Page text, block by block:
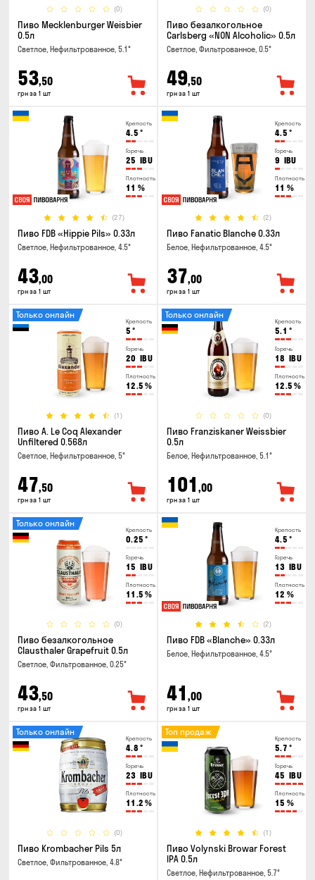
(0)
Пиво Mecklenburger Weisbier
0.5л
Светлое, Нефильтрованное, 5.1°
53,50
грн за 1 шт
(0)
Пиво безалкогольное
Carlsberg «NON Alcoholic» 0.5л
Светлое, Фильтрованное, 0.5°
49,50
грн за 1 шт
Крепость
4.5 °
Горечь
25 IBU
Плотность
11 %
(27)
Пиво FDB «Hippie Pils» 0.33л
Светлое, Нефильтрованное, 4.5°
43,00
грн за 1 шт
Крепость
4.5 °
Горечь
9 IBU
Плотность
11 %
(2)
Пиво Fanatic Blanche 0.33л
Белое, Нефильтрованное, 4.5°
37,00
грн за 1 шт
Крепость
5 °
Горечь
20 IBU
Плотность
12.5 %
(1)
Только онлайн
Пиво A. Le Coq Alexander
Unfiltered 0.568л
Светлое, Нефильтрованное, 5°
47,50
грн за 1 шт
Крепость
5.1 °
Горечь
18 IBU
Плотность
12.5 %
(0)
Только онлайн
Пиво Franziskaner Weissbier
0.5л
Белое, Нефильтрованное, 5.1°
101 ,00
грн за 1 шт
Крепость
0.25 °
Горечь
15 IBU
Плотность
11.5 %
(0)
Только онлайн
Пиво безалкогольное
Clausthaler Grapefruit 0.5л
Светлое, Фильтрованное, 0.25°
43,50
грн за 1 шт
Крепость
4.5 °
Горечь
13 IBU
Плотность
12 %
(2)
Пиво FDB «Blanche» 0.33л
Белое, Нефильтрованное, 4.5°
41 ,00
грн за 1 шт
Крепость
4.8 °
Горечь
23 IBU
Плотность
11.2 %
(0)
Только онлайн
Пиво Krombacher Pils 5л
Светлое, Фильтрованное, 4.8°
Крепость
5.7 °
Горечь
45 IBU
Плотность
15 %
(1)
Топ продаж
Пиво Volynski Browar Forest
IPA 0.5л
Светлое, Нефильтрованное, 5.7°